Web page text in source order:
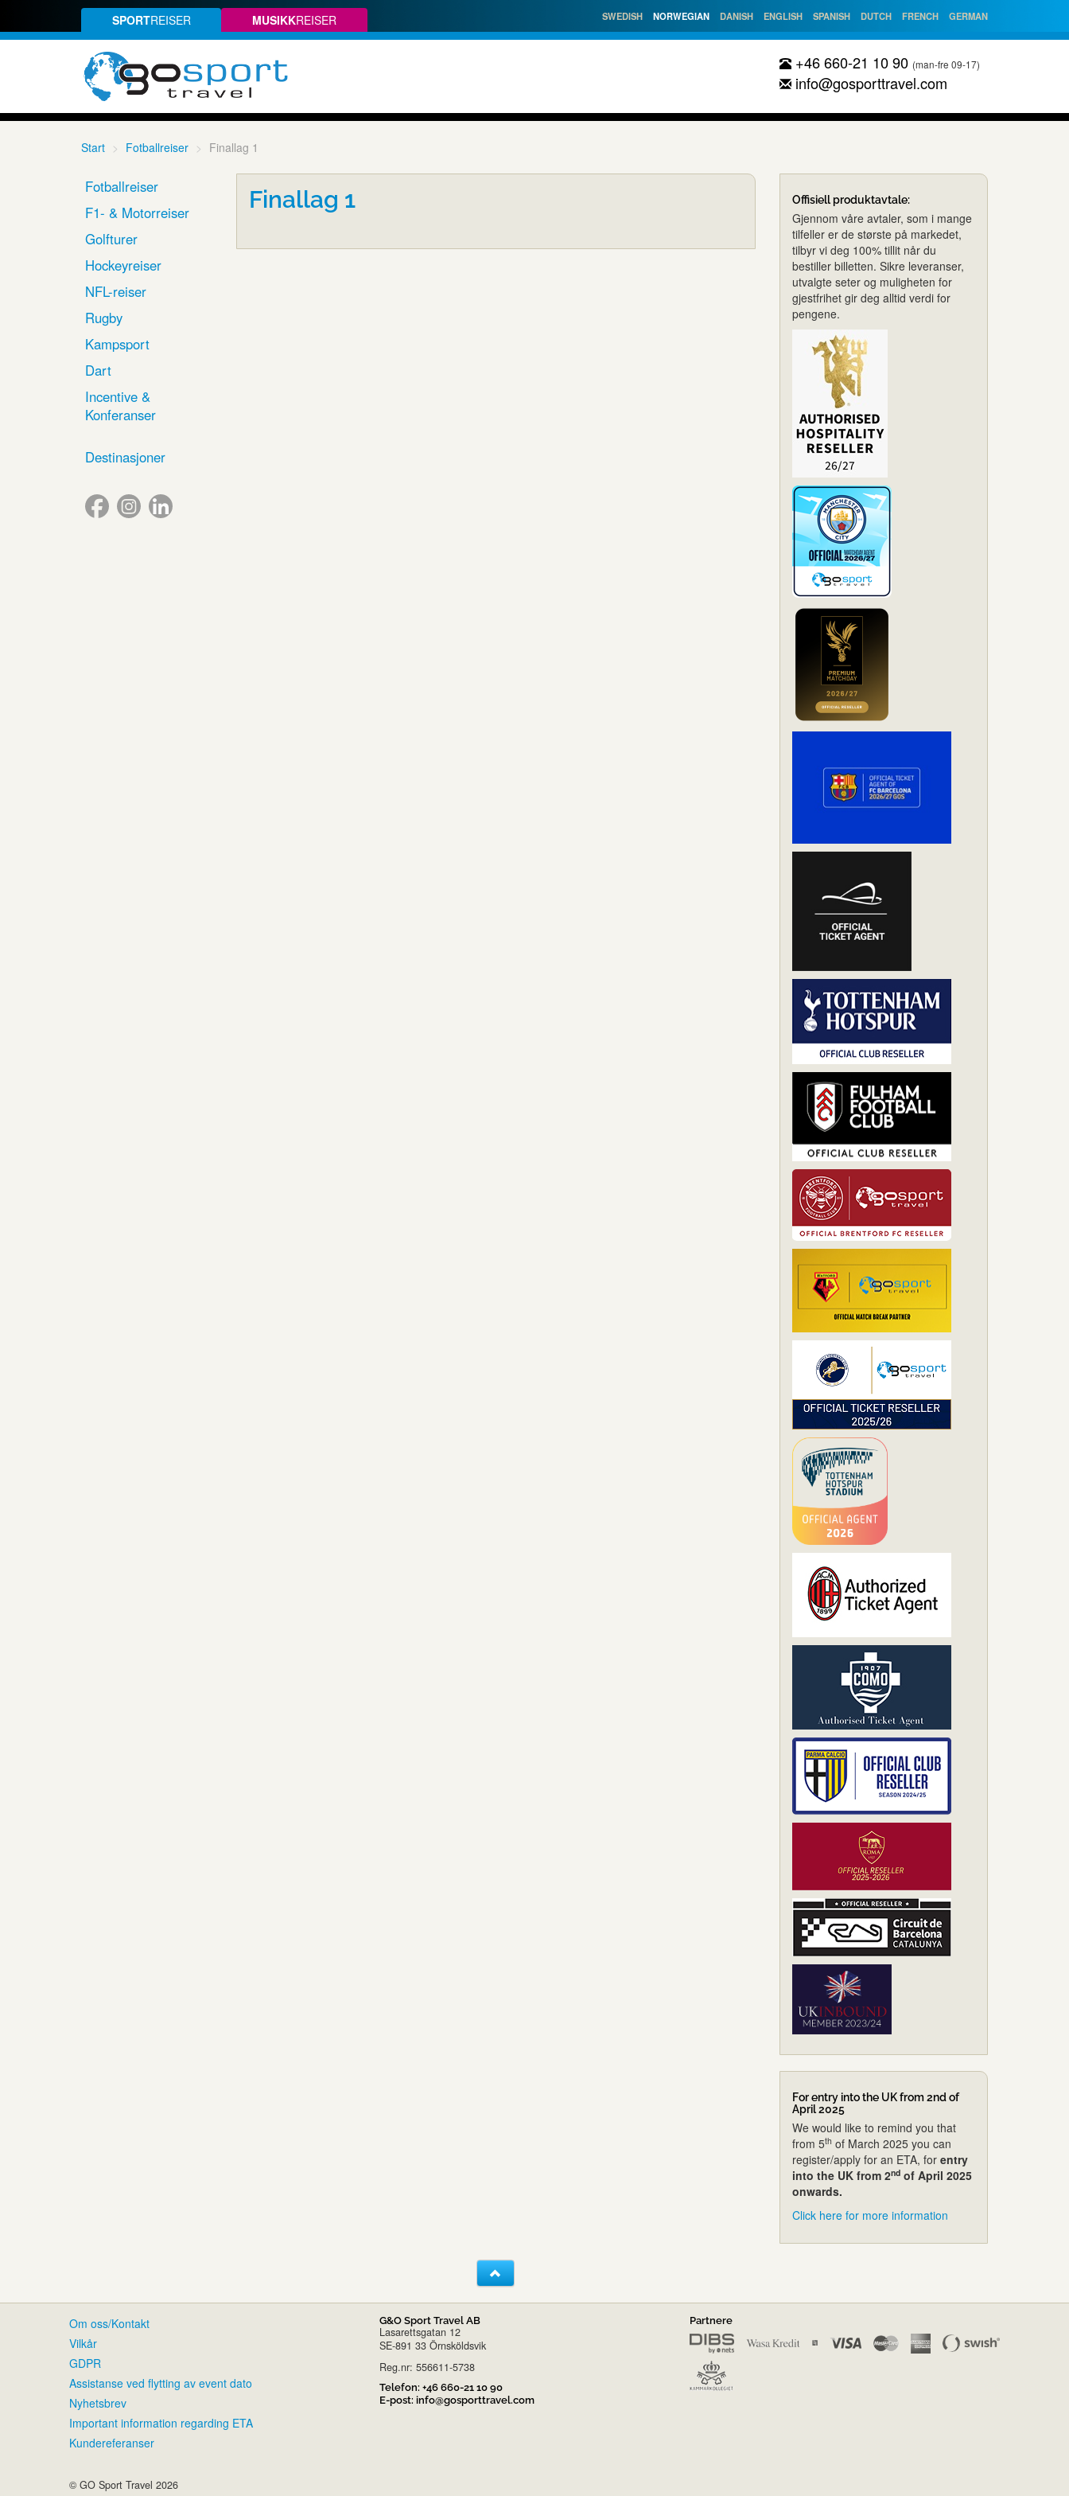
SPORTREISER MUSIKKREISER SWEDISH NORWEGIAN DANISH ENGLISH SPANISH DUTCH FRENCH GERMAN
+46 660-21 10 90 (man-fre 09-17)
info@gosporttravel.com
Start Fotballreiser Finallag 1
Fotballreiser
F1- & Motorreiser
Golfturer
Hockeyreiser
NFL-reiser
Rugby
Kampsport
Dart
Incentive &
Konferanser
Destinasjoner
Finallag 1 Offisiell produktavtale:
Gjennom våre avtaler, som i mange
tilfeller er de største på markedet,
tilbyr vi deg 100% tillit når du
bestiller billetten. Sikre leveranser,
utvalgte seter og muligheten for
gjestfrihet gir deg alltid verdi for
pengene.
For entry into the UK from 2nd of
April 2025
We would like to remind you that
from 5th of March 2025 you can
register/apply for an ETA, for entry
into the UK from 2ndof April 2025
onwards.
Click here for more information
Om oss/Kontakt
Vilkår
GDPR
Assistanse ved flytting av event dato
Nyhetsbrev
Important information regarding ETA
Kundereferanser
G&O Sport Travel AB
Lasarettsgatan 12
SE-891 33 Örnsköldsvik
Reg.nr: 556611-5738
Telefon: +46 660-21 10 90
E-post: info@gosporttravel.com
Partnere
© GO Sport Travel 2026